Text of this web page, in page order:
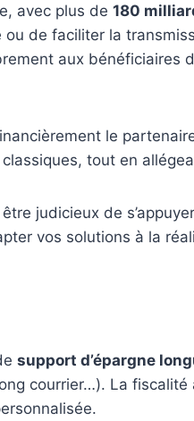
avec plus de 180
de faciliter la
aux bénéficiaires
le
tout en
judicieux de
vos solutions à la
support d’épargne
courrier…). La